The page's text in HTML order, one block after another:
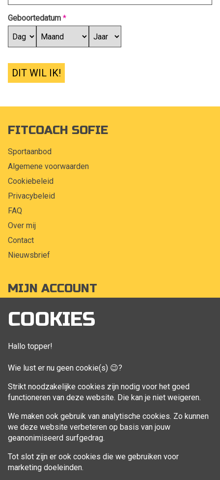
COOKIES
Hallo topper!
Wie lust er nu geen cookie(s) 😉?
Strikt noodzakelijke cookies zijn nodig voor het goed
functioneren van deze website. Die kan je niet weigeren.
We maken ook gebruik van analytische cookies. Zo kunnen
we deze website verbeteren op basis van jouw
geanonimiseerd surfgedrag.
Tot slot zijn er ook cookies die we gebruiken voor
marketing doeleinden.
Geboortedatum *
DIT WIL IK!
FITCOACH SOFIE
Sportaanbod
Algemene voorwaarden
Cookiebeleid
Privacybeleid
FAQ
Over mij
Contact
Nieuwsbrief
MIJN ACCOUNT
Mijn account
Bestellingen
Aankoop beheren
VOLG MIJ
Facebook